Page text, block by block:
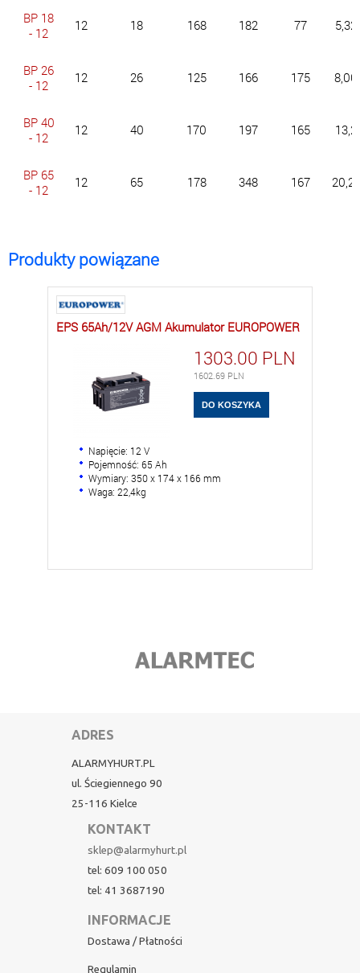
BP 18
- 12
12 18 168 182 77 5,32
BP 26
- 12
12 26 125 166 175 8,00
BP 40
- 12
12 40 170 197 165 13,2
BP 65
- 12
12 65 178 348 167 20,25
Produkty powiązane
EPS 65Ah/12V AGM Akumulator EUROPOWER
1303.00 PLN
1602.69 PLN
Napięcie: 12 V
Pojemność: 65 Ah
Wymiary: 350 x 174 x 166 mm
Waga: 22,4kg
ADRES
ALARMYHURT.PL
ul. Ściegiennego 90
25-116 Kielce
KONTAKT
sklep@alarmyhurt.pl
tel: 609 100 050
tel: 41 3687190
INFORMACJE
Dostawa / Płatności
Regulamin